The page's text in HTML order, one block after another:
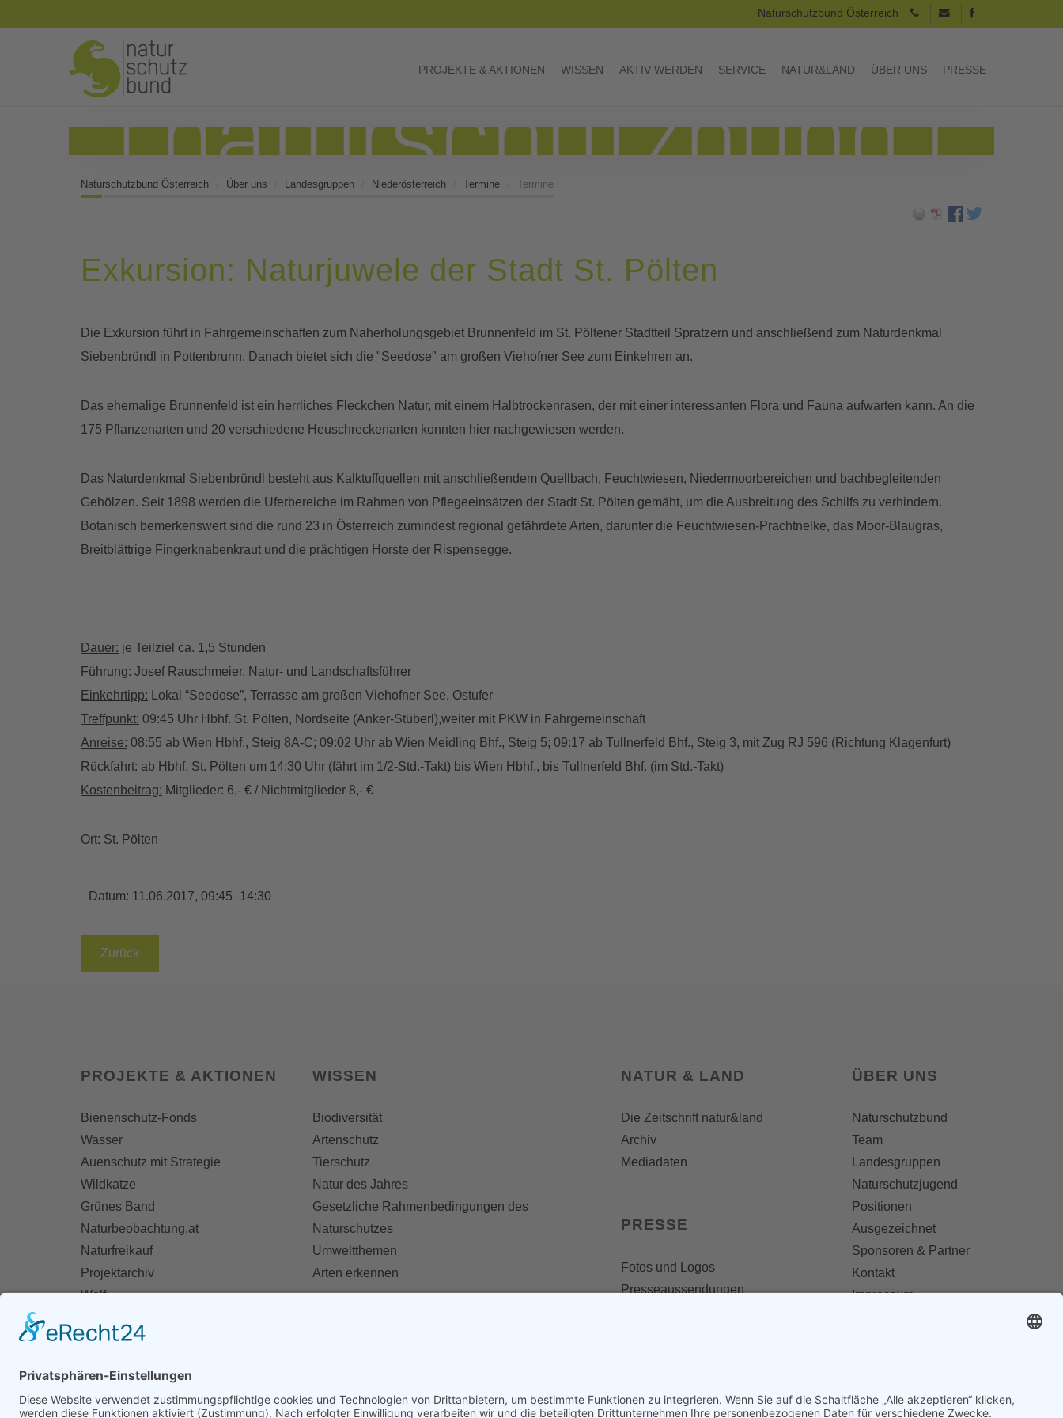
Naturschutzbund Österreich
PROJEKTE & AKTIONEN WISSEN AKTIV WERDEN SERVICE NATUR&LAND ÜBER UNS PRESSE
Naturschutzbund Österreich Über uns Landesgruppen Niederösterreich Termine Termine
Exkursion: Naturjuwele der Stadt St. Pölten
Die Exkursion führt in Fahrgemeinschaften zum Naherholungsgebiet Brunnenfeld im St. Pöltener Stadtteil Spratzern und anschließend zum Naturdenkmal
Siebenbründl in Pottenbrunn. Danach bietet sich die "Seedose" am großen Viehofner See zum Einkehren an.
Das ehemalige Brunnenfeld ist ein herrliches Fleckchen Natur, mit einem Halbtrockenrasen, der mit einer interessanten Flora und Fauna aufwarten kann. An die
175 Pflanzenarten und 20 verschiedene Heuschreckenarten konnten hier nachgewiesen werden.
Das Naturdenkmal Siebenbründl besteht aus Kalktuffquellen mit anschließendem Quellbach, Feuchtwiesen, Niedermoorbereichen und bachbegleitenden
Gehölzen. Seit 1898 werden die Uferbereiche im Rahmen von Pflegeeinsätzen der Stadt St. Pölten gemäht, um die Ausbreitung des Schilfs zu verhindern.
Botanisch bemerkenswert sind die rund 23 in Österreich zumindest regional gefährdete Arten, darunter die Feuchtwiesen-Prachtnelke, das Moor-Blaugras,
Breitblättrige Fingerknabenkraut und die prächtigen Horste der Rispensegge.
Dauer: je Teilziel ca. 1,5 Stunden
Führung: Josef Rauschmeier, Natur- und Landschaftsführer
Einkehrtipp: Lokal “Seedose”, Terrasse am großen Viehofner See, Ostufer
Treffpunkt: 09:45 Uhr Hbhf. St. Pölten, Nordseite (Anker-Stüberl),weiter mit PKW in Fahrgemeinschaft
Anreise: 08:55 ab Wien Hbhf., Steig 8A-C; 09:02 Uhr ab Wien Meidling Bhf., Steig 5; 09:17 ab Tullnerfeld Bhf., Steig 3, mit Zug RJ 596 (Richtung Klagenfurt)
Rückfahrt: ab Hbhf. St. Pölten um 14:30 Uhr (fährt im 1/2-Std.-Takt) bis Wien Hbhf., bis Tullnerfeld Bhf. (im Std.-Takt)
Kostenbeitrag: Mitglieder: 6,- € / Nichtmitglieder 8,- €
Ort: St. Pölten
Datum: 11.06.2017, 09:45–14:30
Zurück
PROJEKTE & AKTIONEN
Bienenschutz-Fonds
Wasser
Auenschutz mit Strategie
Wildkatze
Grünes Band
Naturbeobachtung.at
Naturfreikauf
Projektarchiv
Wolf
WISSEN
Biodiversität
Artenschutz
Tierschutz
Natur des Jahres
Gesetzliche Rahmenbedingungen des
Naturschutzes
Umweltthemen
Arten erkennen
Spenden
NATUR & LAND
Die Zeitschrift natur&land
Archiv
Mediadaten
PRESSE
Fotos und Logos
Presseaussendungen
ÜBER UNS
Naturschutzbund
Team
Landesgruppen
Naturschutzjugend
Positionen
Ausgezeichnet
Sponsoren & Partner
Kontakt
Impressum